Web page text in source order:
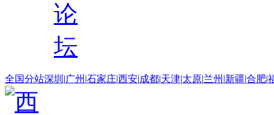
论
坛
全国分站深圳 |广州 |石家庄|西安|成都|天津|太原|兰州 |新疆|合肥|